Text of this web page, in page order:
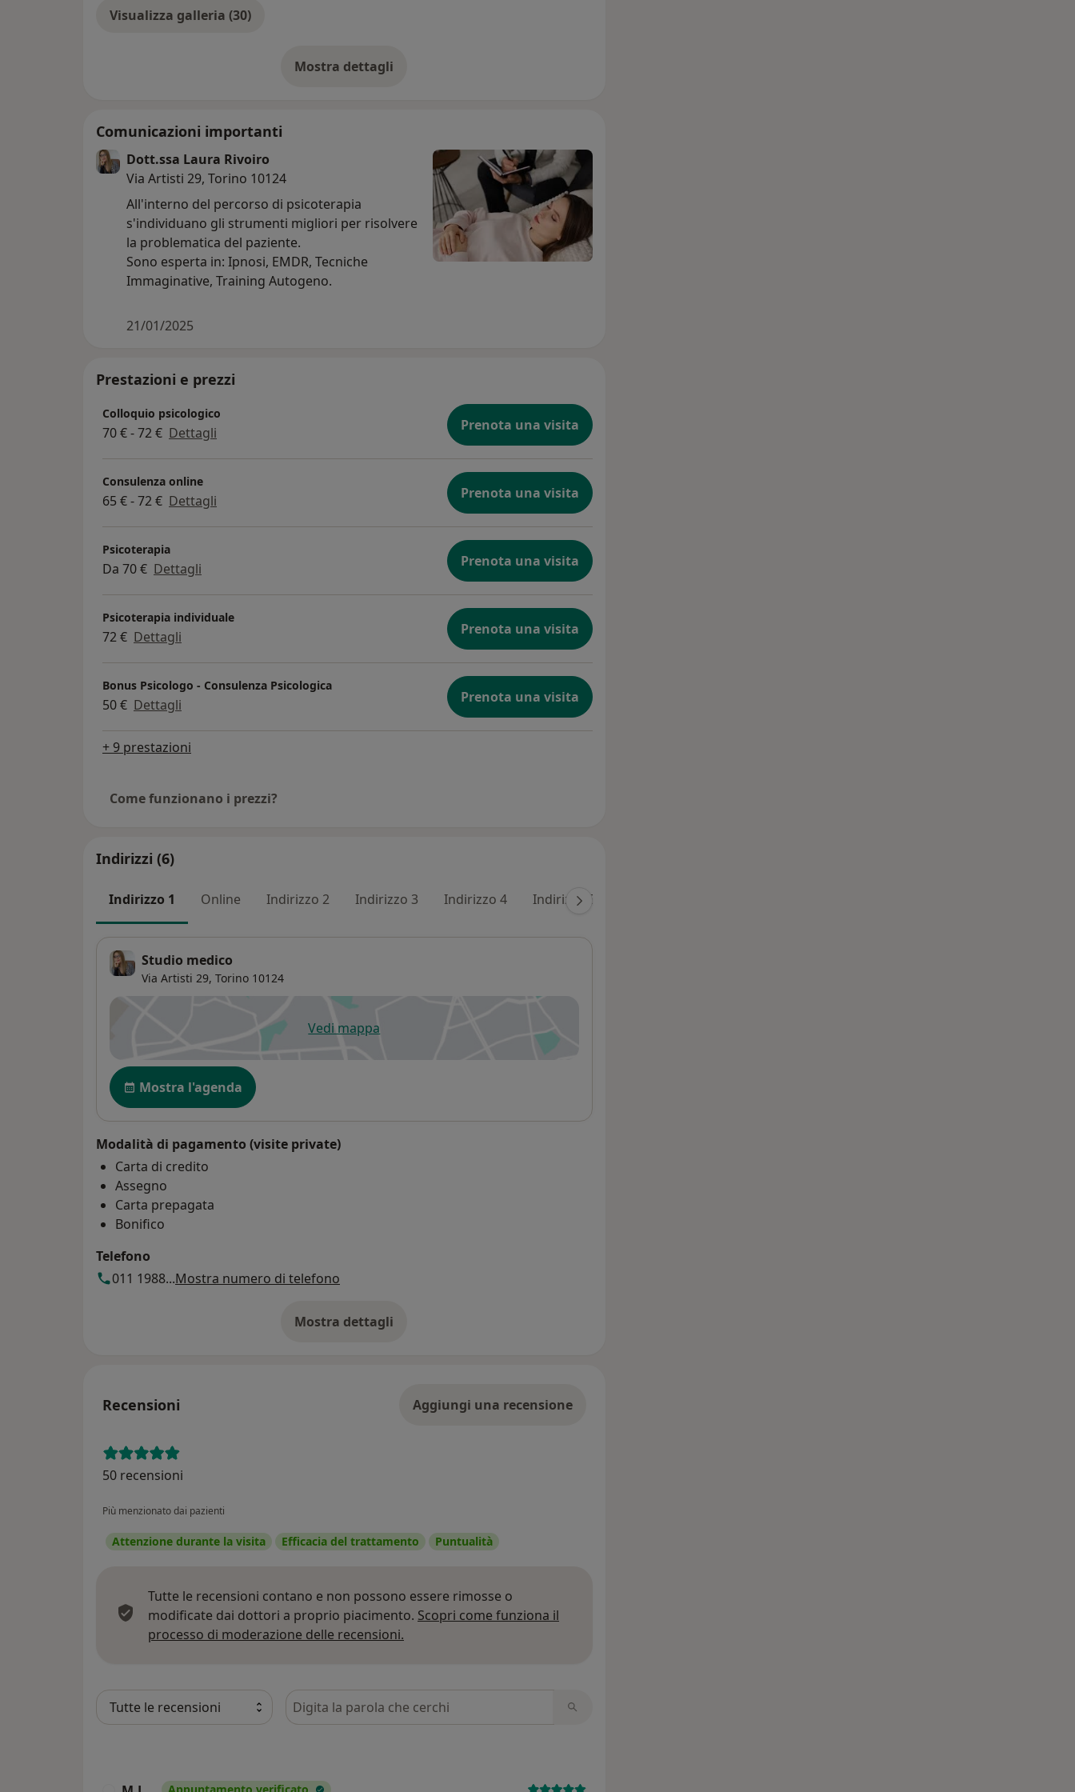
Visualizza galleria (30)
Mostra dettagli
sull'esperienza
Comunicazioni importanti
Dott.ssa Laura Rivoiro
Via Artisti 29, Torino 10124
All'interno del percorso di psicoterapia
s'individuano gli strumenti migliori per risolvere
la problematica del paziente.
Sono esperta in: Ipnosi, EMDR, Tecniche
Immaginative, Training Autogeno.
21/01/2025
Prestazioni e prezzi
Colloquio psicologico
70 € - 72 € Dettagli Prenota una visita
Consulenza online
65 € - 72 € Dettagli Prenota una visita
Psicoterapia
Da 70 € Dettagli Prenota una visita
Psicoterapia individuale
72 € Dettagli Prenota una visita
Bonus Psicologo - Consulenza Psicologica
50 € Dettagli Prenota una visita
+ 9 prestazioni
Come funzionano i prezzi?
Indirizzi (6)
Indirizzo 1 Online Indirizzo 2 Indirizzo 3 Indirizzo 4 Indirizzo 5
Studio medico
Via Artisti 29, Torino 10124
Vedi mappasi apre in una nuova scheda
Disponibilità
Mostra l'agenda
Modalità di pagamento (visite private)
Carta di credito
Assegno
Carta prepagata
Bonifico
Telefono
011 1988...Mostra numero di telefono
Mostra dettagli
sull'indirizzo
Recensioni Aggiungi una recensione
50 recensioni
Più menzionato dai pazienti
Attenzione durante la visita Efficacia del trattamento Puntualità
Tutte le recensioni contano e non possono essere rimosse o
modificate dai dottori a proprio piacimento. Scopri come funziona il
processo di moderazione delle recensioni.
Cerca nelle recensioni